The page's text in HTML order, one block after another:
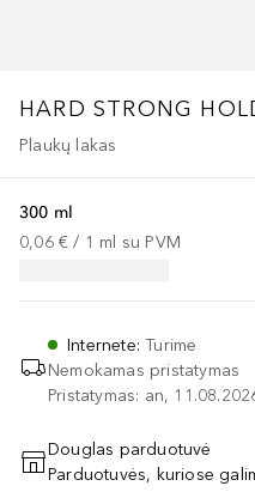
HARD STRONG
Plaukų lakas
300 ml
0,06 € / 1 ml su PVM
Internete:Turime
Nemokamas pristatymas
Pristatymas: an,
PRIDĖTI
Douglas parduotuvė
Parduotuvės, kuriose